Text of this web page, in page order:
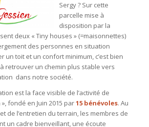
Sergy ? Sur cette
parcelle mise à
disposition par la
deux « Tiny houses » (=maisonnettes)
des personnes en situation
un toit et un confort minimum, c’est bien
retrouver un chemin plus stable vers
dans notre société.
est la face visible de l’activité de
», fondé en Juin 2015 par15 bénévoles. Au
de l’entretien du terrain, les membres de
un cadre bienveillant, une écoute